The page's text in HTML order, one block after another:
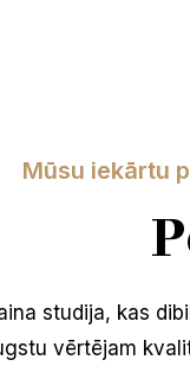
Mūsu iekārtu
studija, kas
vērtējam